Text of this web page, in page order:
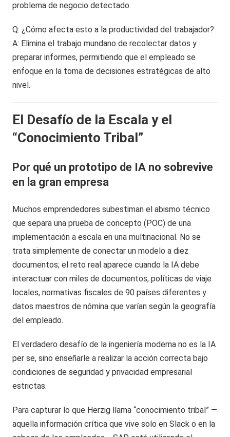
problema de negocio detectado.
Q: ¿Cómo afecta esto a la productividad del trabajador?
A: Elimina el trabajo mundano de recolectar datos y
preparar informes, permitiendo que el empleado se
enfoque en la toma de decisiones estratégicas de alto
nivel.
El Desafío de la Escala y el
“Conocimiento Tribal”
Por qué un prototipo de IA no sobrevive
en la gran empresa
Muchos emprendedores subestiman el abismo técnico
que separa una prueba de concepto (POC) de una
implementación a escala en una multinacional. No se
trata simplemente de conectar un modelo a diez
documentos; el reto real aparece cuando la IA debe
interactuar con miles de documentos, políticas de viaje
locales, normativas fiscales de 90 países diferentes y
datos maestros de nómina que varían según la geografía
del empleado.
El verdadero desafío de la ingeniería moderna no es la IA
per se, sino enseñarle a realizar la acción correcta bajo
condiciones de seguridad y privacidad empresarial
estrictas.
Para capturar lo que Herzig llama “conocimiento tribal” —
aquella información crítica que vive solo en Slack o en la